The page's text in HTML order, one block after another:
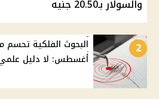
والسولار بـ20.50 جنيه
2
أغسطس: لا دليل